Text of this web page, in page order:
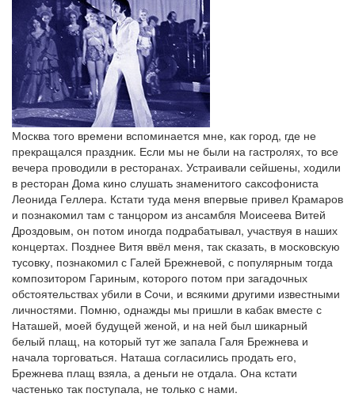
Москва того времени вспоминается мне, как город, где не
прекращался праздник. Если мы не были на гастролях, то все
вечера проводили в ресторанах. Устраивали сейшены, ходили
в ресторан Дома кино слушать знаменитого саксофониста
Леонида Геллера. Кстати туда меня впервые привел Крамаров
и познакомил там с танцором из ансамбля Моисеева Витей
Дроздовым, он потом иногда подрабатывал, участвуя в наших
концертах. Позднее Витя ввёл меня, так сказать, в московскую
тусовку, познакомил с Галей Брежневой, с популярным тогда
композитором Гариным, которого потом при загадочных
обстоятельствах убили в Сочи, и всякими другими известными
личностями. Помню, однажды мы пришли в кабак вместе с
Наташей, моей будущей женой, и на ней был шикарный
белый плащ, на который тут же запала Галя Брежнева и
начала торговаться. Наташа согласились продать его,
Брежнева плащ взяла, а деньги не отдала. Она кстати
частенько так поступала, не только с нами.